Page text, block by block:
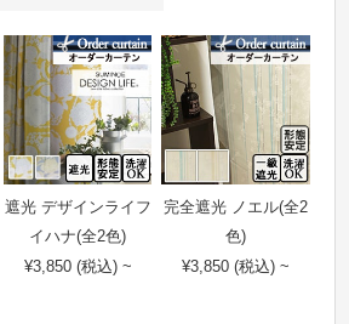
遮光 デザインライフ
イハナ(全2色)
¥3,850 (税込) ~
完全遮光 ノエル(全2
色)
¥3,850 (税込) ~